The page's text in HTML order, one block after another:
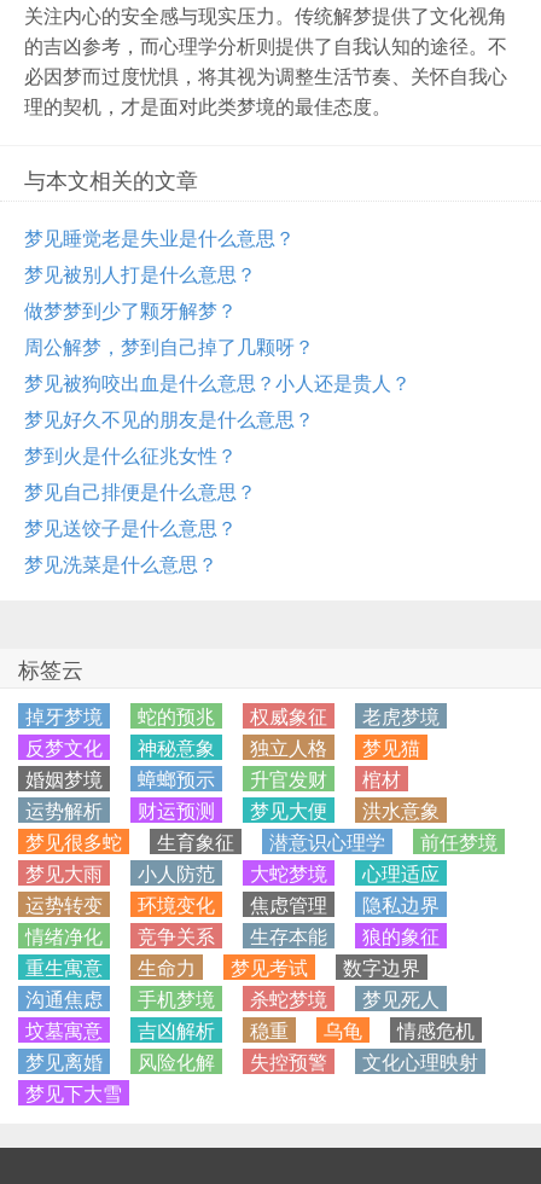
关注内心的安全感与现实压力。传统解梦提供了文化视角
的吉凶参考，而心理学分析则提供了自我认知的途径。不
必因梦而过度忧惧，将其视为调整生活节奏、关怀自我心
理的契机，才是面对此类梦境的最佳态度。
与本文相关的文章
梦见睡觉老是失业是什么意思？
梦见被别人打是什么意思？
做梦梦到少了颗牙解梦？
周公解梦，梦到自己掉了几颗呀？
梦见被狗咬出血是什么意思？小人还是贵人？
梦见好久不见的朋友是什么意思？
梦到火是什么征兆女性？
梦见自己排便是什么意思？
梦见送饺子是什么意思？
梦见洗菜是什么意思？
标签云
掉牙梦境 蛇的预兆 权威象征
老虎梦境
反梦文化
神秘意象 独立人格
梦见猫
婚姻梦境
蟑螂预示 升官发财
棺材
运势解析
财运预测 梦见大便
洪水意象
梦见很多蛇
生育象征 潜意识心理学
前任梦境
梦见大雨
小人防范 大蛇梦境
心理适应
运势转变
环境变化 焦虑管理
隐私边界
情绪净化
竞争关系 生存本能
狼的象征
重生寓意
生命力 梦见考试
数字边界
沟通焦虑
手机梦境 杀蛇梦境
梦见死人
坟墓寓意
吉凶解析 稳重 乌龟
情感危机
梦见离婚
风险化解 失控预警
文化心理映射
梦见下大雪